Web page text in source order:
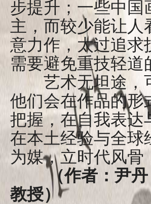
步提升；一些中国
主，而较少能让
意力作，太过追求
需要避免重技轻道
艺术无坦途，可
他们会在作品的形
把握，在自我表达
在本土经验与全球
为媒，立时代风骨
（作者：尹
教授）